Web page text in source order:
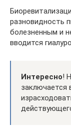
разновидность
болезненным и
вводится
Интересно!
заключается